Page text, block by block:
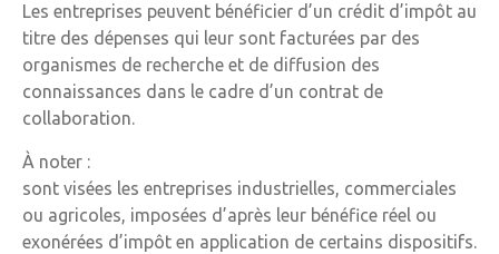
Les entreprises peuvent bénéficier d’un crédit d’impôt au
titre des dépenses qui leur sont facturées par des
organismes de recherche et de diffusion des
connaissances dans le cadre d’un contrat de
collaboration.
À noter :
sont visées les entreprises industrielles, commerciales
ou agricoles, imposées d’après leur bénéfice réel ou
exonérées d’impôt en application de certains dispositifs.